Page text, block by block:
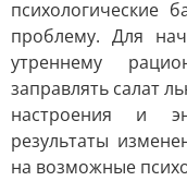
психологические
проблему. Для
утреннему
заправлять салат
настроения и
результаты
на возможные